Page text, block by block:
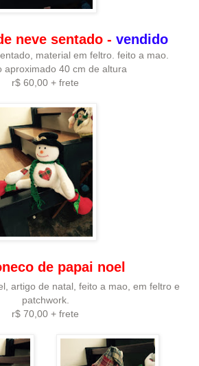
neve sentado - vendido
material em feltro. feito a mao.
aproximado 40 cm de altura
r$ 60,00 + frete
de papai noel
artigo de natal, feito a mao, em feltro e
patchwork.
r$ 70,00 + frete